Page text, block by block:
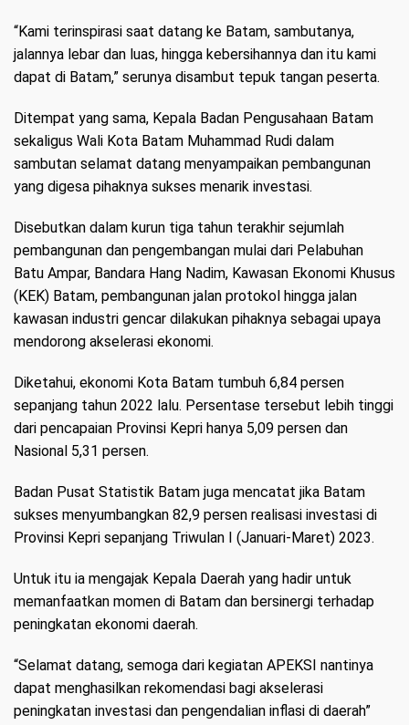
“Kami terinspirasi saat datang ke Batam, sambutanya,
jalannya lebar dan luas, hingga kebersihannya dan itu kami
dapat di Batam,” serunya disambut tepuk tangan peserta.
Ditempat yang sama, Kepala Badan Pengusahaan Batam
sekaligus Wali Kota Batam Muhammad Rudi dalam
sambutan selamat datang menyampaikan pembangunan
yang digesa pihaknya sukses menarik investasi.
Disebutkan dalam kurun tiga tahun terakhir sejumlah
pembangunan dan pengembangan mulai dari Pelabuhan
Batu Ampar, Bandara Hang Nadim, Kawasan Ekonomi Khusus
(KEK) Batam, pembangunan jalan protokol hingga jalan
kawasan industri gencar dilakukan pihaknya sebagai upaya
mendorong akselerasi ekonomi.
Diketahui, ekonomi Kota Batam tumbuh 6,84 persen
sepanjang tahun 2022 lalu. Persentase tersebut lebih tinggi
dari pencapaian Provinsi Kepri hanya 5,09 persen dan
Nasional 5,31 persen.
Badan Pusat Statistik Batam juga mencatat jika Batam
sukses menyumbangkan 82,9 persen realisasi investasi di
Provinsi Kepri sepanjang Triwulan I (Januari-Maret) 2023.
Untuk itu ia mengajak Kepala Daerah yang hadir untuk
memanfaatkan momen di Batam dan bersinergi terhadap
peningkatan ekonomi daerah.
“Selamat datang, semoga dari kegiatan APEKSI nantinya
dapat menghasilkan rekomendasi bagi akselerasi
peningkatan investasi dan pengendalian inflasi di daerah”